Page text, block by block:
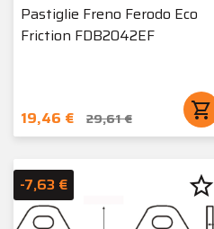
Pastiglie Freno Ferodo Eco
Friction FDB2042EF
19,46 € 29,61 € shopping_cart
-7,63 € star_border